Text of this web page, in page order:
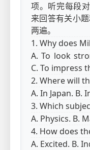
项。听完每段
来回答有关小
两遍。
1. Why does
A. To look
C. To impress
2. Where will
A. In Japan. B.
3. Which
A. Physics. B.
4. How does
A. Excited. B.